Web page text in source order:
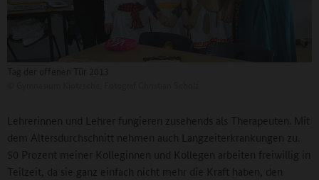
Lehrerinnen und Lehrer fungieren zusehends als Therapeuten. Mit
dem Altersdurchschnitt nehmen auch Langzeiterkrankungen zu.
50 Prozent meiner Kolleginnen und Kollegen arbeiten freiwillig in
Teilzeit, da sie ganz einfach nicht mehr die Kraft haben, den